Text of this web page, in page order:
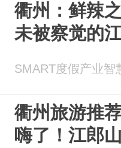
衢州：鲜辣
未被察觉的
SMART度假产业智
衢州旅游推
嗨了！江郎